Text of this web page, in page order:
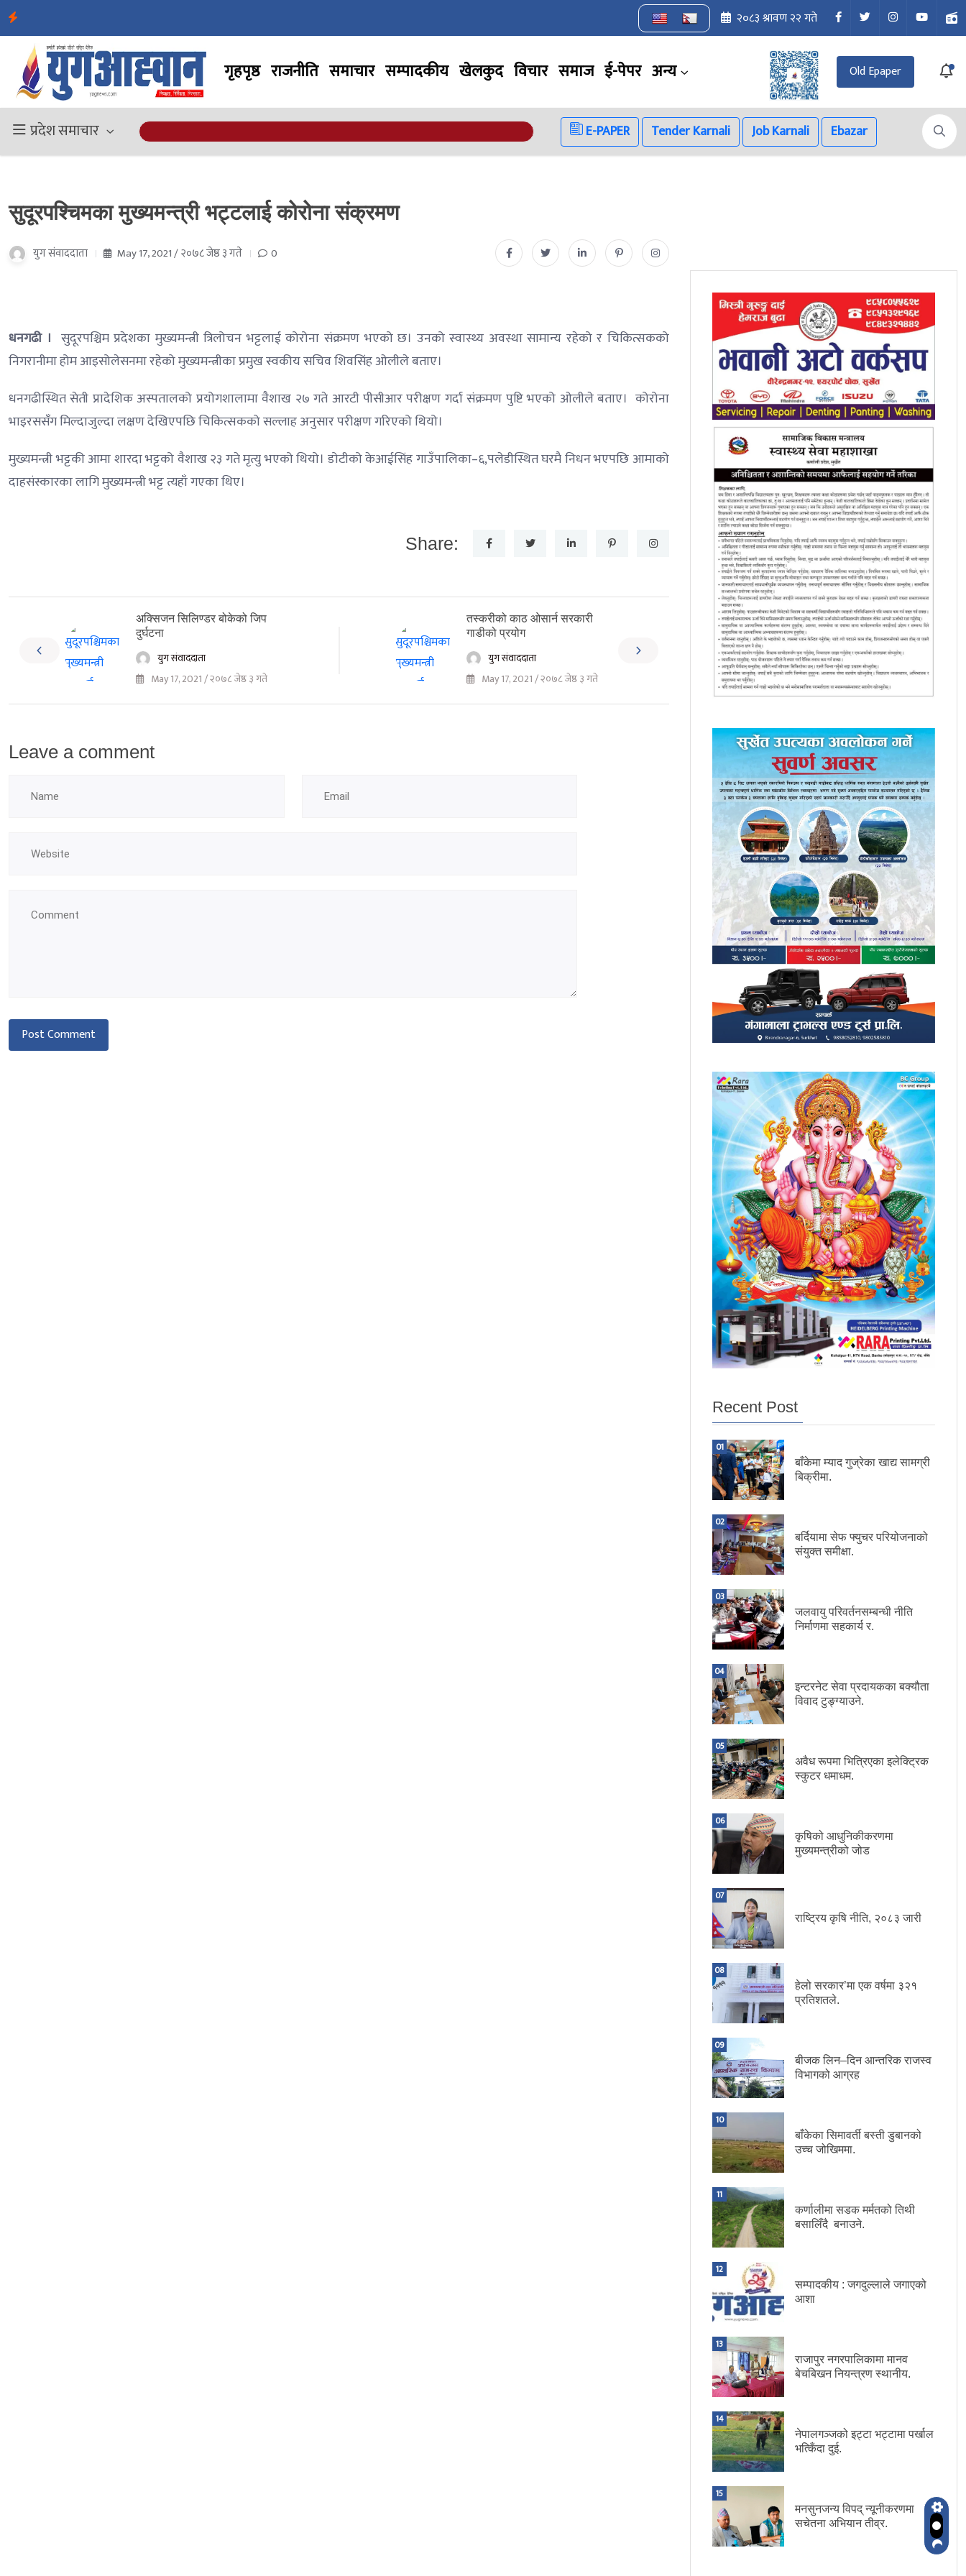
२०८३ श्रावण २२ गते
गृहपृष्ठ राजनीति समाचार सम्पादकीय खेलकुद विचार समाज ई-पेपर अन्य Old Epaper
प्रदेश समाचार E-PAPER Tender Karnali Job Karnali Ebazar
सुदूरपश्चिमका मुख्यमन्त्री भट्टलाई कोरोना संक्रमण
युग संवाददाता May 17, 2021 / २०७८ जेष्ठ ३ गते 0
धनगढी । सुदूरपश्चिम प्रदेशका मुख्यमन्त्री त्रिलोचन भट्टलाई कोरोना संक्रमण भएको छ। उनको स्वास्थ्य अवस्था सामान्य रहेको र चिकित्सकको
निगरानीमा होम आइसोलेसनमा रहेको मुख्यमन्त्रीका प्रमुख स्वकीय सचिव शिवसिंह ओलीले बताए।
धनगढीस्थित सेती प्रादेशिक अस्पतालको प्रयोगशालामा वैशाख २७ गते आरटी पीसीआर परीक्षण गर्दा संक्रमण पुष्टि भएको ओलीले बताए। कोरोना
भाइरससँग मिल्दाजुल्दा लक्षण देखिएपछि चिकित्सकको सल्लाह अनुसार परीक्षण गरिएको थियो।
मुख्यमन्त्री भट्टकी आमा शारदा भट्टको वैशाख २३ गते मृत्यु भएको थियो। डोटीको केआईसिंह गाउँपालिका–६,पलेडीस्थित घरमै निधन भएपछि आमाको
दाहसंस्कारका लागि मुख्यमन्त्री भट्ट त्यहाँ गएका थिए।
Share:
अक्सिजन सिलिण्डर बोकेको जिप
दुर्घटना
युग संवाददाता
May 17, 2021 / २०७८ जेष्ठ ३ गते
तस्करीको काठ ओसार्न सरकारी
गाडीको प्रयोग
युग संवाददाता
May 17, 2021 / २०७८ जेष्ठ ३ गते
Leave a comment
Recent Post
01
बाँकेमा म्याद गुज्रेका खाद्य सामग्री
बिक्रीमा.
02
बर्दियामा सेफ फ्युचर परियोजनाको
संयुक्त समीक्षा.
03
जलवायु परिवर्तनसम्बन्धी नीति
निर्माणमा सहकार्य र.
04
इन्टरनेट सेवा प्रदायकका बक्यौता
विवाद टुङ्ग्याउने.
05
अवैध रूपमा भित्रिएका इलेक्ट्रिक
स्कुटर धमाधम.
06
कृषिको आधुनिकीकरणमा
मुख्यमन्त्रीको जोड
07
राष्ट्रिय कृषि नीति, २०८३ जारी
08
हेलो सरकार’मा एक वर्षमा ३२१
प्रतिशतले.
09
बीजक लिन–दिन आन्तरिक राजस्व
विभागको आग्रह
10
बाँकेका सिमावर्ती बस्ती डुबानको
उच्च जोखिममा.
11
कर्णालीमा सडक मर्मतको तिथी
बसालिँदै बनाउने.
12
सम्पादकीय : जगदुल्लाले जगाएको
आशा
13
राजापुर नगरपालिकामा मानव
बेचबिखन नियन्त्रण स्थानीय.
14
नेपालगञ्जको इट्टा भट्टामा पर्खाल
भत्किँदा दुई.
15
मनसुनजन्य विपद् न्यूनीकरणमा
सचेतना अभियान तीव्र.